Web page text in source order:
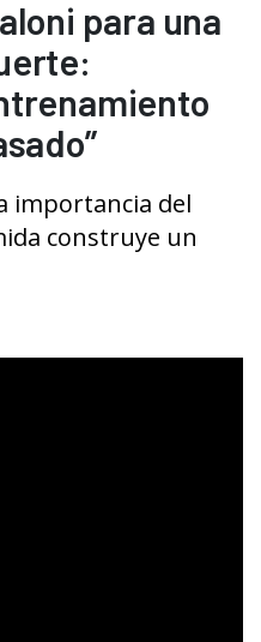
para una
importancia del
construye un